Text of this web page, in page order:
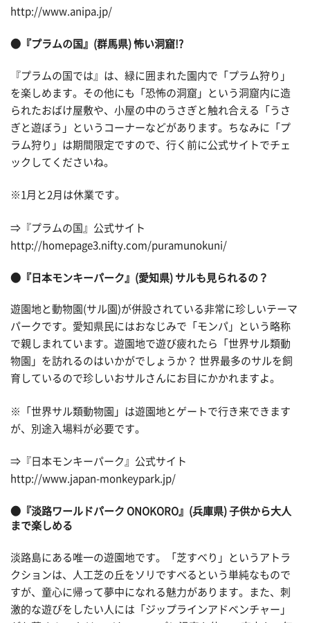
http://www.anipa.jp/
●『プラムの国』(群馬県) 怖い洞窟!?
『プラムの国では』は、緑に囲まれた園内で「プラム狩り」
を楽しめます。その他にも「恐怖の洞窟」という洞窟内に造
られたおばけ屋敷や、小屋の中のうさぎと触れ合える「うさ
ぎと遊ぼう」というコーナーなどがあります。ちなみに「プ
ラム狩り」は期間限定ですので、行く前に公式サイトでチェ
ックしてくださいね。
※1月と2月は休業です。
⇒『プラムの国』公式サイト
http://homepage3.nifty.com/puramunokuni/
●『日本モンキーパーク』(愛知県) サルも見られるの？
遊園地と動物園(サル園)が併設されている非常に珍しいテーマ
パークです。愛知県民にはおなじみで「モンパ」という略称
で親しまれています。遊園地で遊び疲れたら「世界サル類動
物園」を訪れるのはいかがでしょうか？ 世界最多のサルを飼
育しているので珍しいおサルさんにお目にかかれますよ。
※「世界サル類動物園」は遊園地とゲートで行き来できます
が、別途入場料が必要です。
⇒『日本モンキーパーク』公式サイト
http://www.japan-monkeypark.jp/
●『淡路ワールドパーク ONOKORO』(兵庫県) 子供から大人
まで楽しめる
淡路島にある唯一の遊園地です。「芝すべり」というアトラ
クションは、人工芝の丘をソリですべるという単純なもので
すが、童心に帰って夢中になれる魅力があります。また、刺
激的な遊びをしたい人には「ジップラインアドベンチャー」